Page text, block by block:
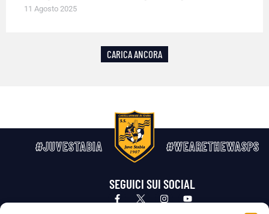
11 Agosto 2025
CARICA ANCORA
#JUVESTABIA #WEARETHEWASPS
SEGUICI SUI SOCIAL